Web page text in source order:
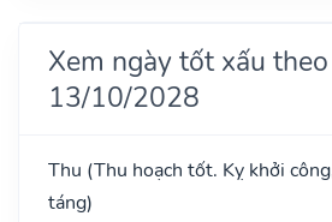
Xem ngày tốt xấu
13/10/2028
Thu (Thu hoạch tốt. Kỵ khởi
táng)